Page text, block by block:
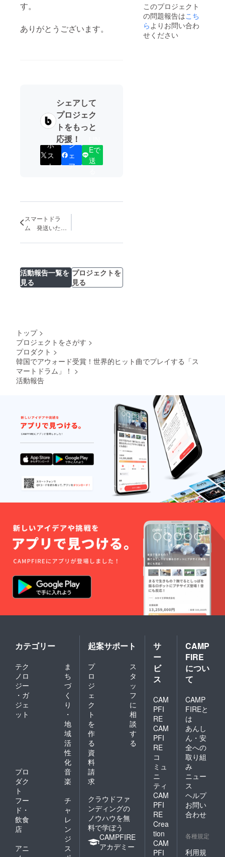
す。
ありがとうございます。
シェアして
プロジェク
トをもっと
応援！
ポ
ス
ト
シ
ェ
ア
Eで
送
スマートドラ
ム 発送いたし
活動報告一覧を
見る
プロジェクトを
見る
材の供
給状
況、製
造工程
上の都
このプロジェクト
の問題報告はこち
ら よりお問い合わ
せください
トップ >
プロジェクトをさがす >
プロダクト >
韓国でアウォード受賞！世界的ヒット曲でプレイする「ス
マートドラム」！ >
活動報告
カテゴリー
テク
ノロ
ジー
・ガ
ジェ
ット
ま
ち
づ
く
り
・
地
域
活
性
化
プロ
ダク
ト
音
楽
フー
ド・
飲食
店
チ
ャ
レ
ン
ジ
アニ
ス
起案サポート
プ
ロ
ジ
ェ
ク
ト
を
作
る
ス
タ
ッ
フ
に
相
談
す
る
資
料
請
求
クラウドファ
ンディングの
ノウハウを無
料で学ぼう
CAMPFIRE
アカデミー
サ
ー
ビ
ス
CAM
PFI
RE
CAM
PFI
RE
コ
ミュ
ニ
ティ
CAM
PFI
RE
Crea
tion
CAM
PFI
CAMP
FIRE
につい
て
CAMP
FIREと
は
あんし
ん・安
全への
取り組
み
ニュー
ス
ヘルプ
お問い
合わせ
各種規定
利用規